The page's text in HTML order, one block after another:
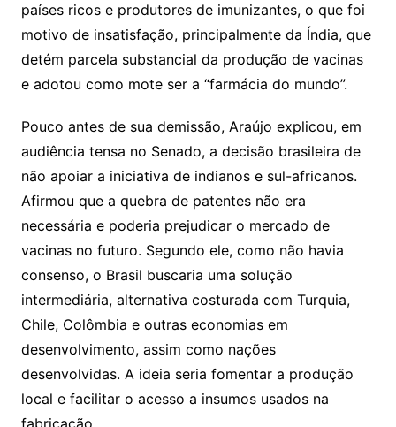
países ricos e produtores de imunizantes, o que foi
motivo de insatisfação, principalmente da Índia, que
detém parcela substancial da produção de vacinas
e adotou como mote ser a “farmácia do mundo”.
Pouco antes de sua demissão, Araújo explicou, em
audiência tensa no Senado, a decisão brasileira de
não apoiar a iniciativa de indianos e sul-africanos.
Afirmou que a quebra de patentes não era
necessária e poderia prejudicar o mercado de
vacinas no futuro. Segundo ele, como não havia
consenso, o Brasil buscaria uma solução
intermediária, alternativa costurada com Turquia,
Chile, Colômbia e outras economias em
desenvolvimento, assim como nações
desenvolvidas. A ideia seria fomentar a produção
local e facilitar o acesso a insumos usados na